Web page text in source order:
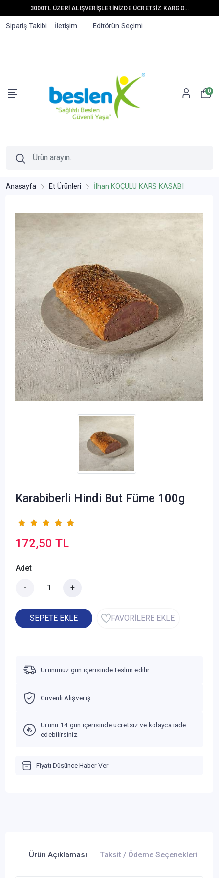
3000TL ÜZERİ ALIŞVERİŞLERİNİZDE ÜCRETSİZ KARGO...
Sipariş Takibi İletişim Editörün Seçimi
0
Anasayfa Et Ürünleri İlhan KOÇULU KARS KASABI
Karabiberli Hindi But Füme 100g
172,50 TL
Adet
- +
SEPETE EKLE FAVORİLERE EKLE
Ürününüz gün içerisinde teslim edilir
Güvenli Alışveriş
Ürünü 14 gün içerisinde ücretsiz ve kolayca iade
edebilirsiniz.
Fiyatı Düşünce Haber Ver
Ürün Açıklaması Taksit / Ödeme Seçenekleri